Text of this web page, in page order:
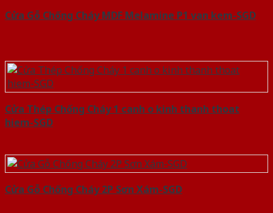
Cửa Gỗ Chống Cháy MDF Melamine P1 van kem-SGD
Cửa Thép Chống Cháy 1 canh o kinh thanh thoat
hiem-SGD
Cửa Gỗ Chống Cháy 2P Sơn Xám-SGD